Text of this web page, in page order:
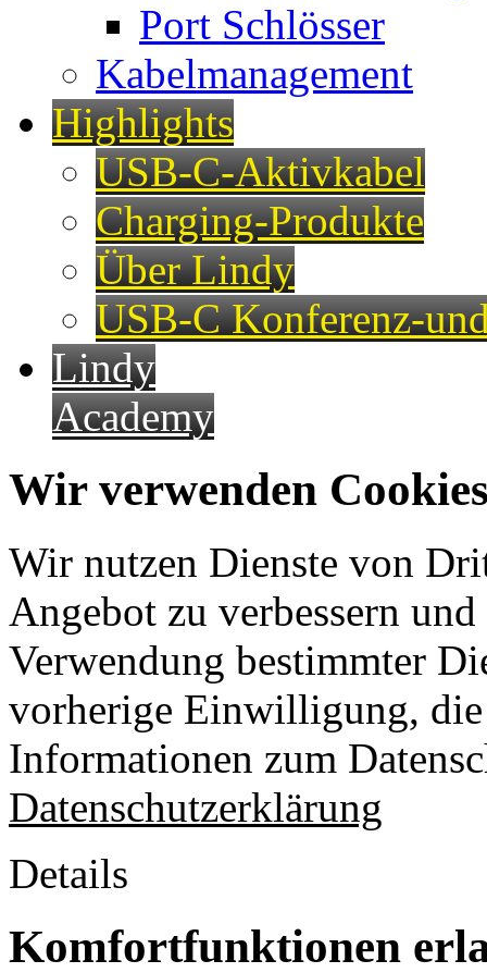
Port Schlösser
Kabelmanagement
Highlights
USB-C-Aktivkabel
Charging-Produkte
Über Lindy
USB-C Konferenz-
Lindy
Academy
Wir verwenden
Wir nutzen Dienste von
Angebot zu verbessern
Verwendung bestimmter
vorherige Einwilligung,
Informationen zum
Datenschutzerklärung
Details
Komfortfunktionen